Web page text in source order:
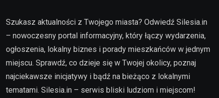
Szukasz aktualności z Twojego miasta? Odwiedź Silesia.in
– nowoczesny portal informacyjny, który łączy wydarzenia,
ogłoszenia, lokalny biznes i porady mieszkańców w jednym
miejscu. Sprawdź, co dzieje się w Twojej okolicy, poznaj
najciekawsze inicjatywy i bądź na bieżąco z lokalnymi
tematami. Silesia.in – serwis bliski ludziom i miejscom!